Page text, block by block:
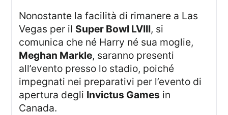
Nonostante la facilità di rimanere a Las
Vegas per il Super Bowl LVIII, si
comunica che né Harry né sua moglie,
Meghan Markle, saranno presenti
all’evento presso lo stadio, poiché
impegnati nei preparativi per l’evento di
apertura degli Invictus Games in
Canada.